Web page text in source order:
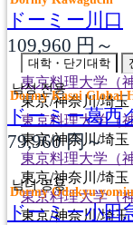
대학・단기대학
東京料理大学（
東京/神奈川/埼玉
東京料理大学（
東京/神奈川/埼玉
東京料理大学（
東京/神奈川/埼玉
東京料理大学（
東京/神奈川/埼玉
ドーミー川口
109,960 円～
남성 전용
Dormy Kasai Global
ドーミー葛
79,960円～
남녀 공용
Dormy Odakyu
ドーミー小田